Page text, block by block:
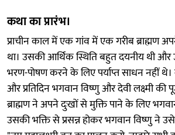
कथा का प्रारंभ।
प्राचीन काल में एक गांव में एक गरीब ब्राह्मण
था। उसकी आर्थिक स्थिति बहुत दयनीय थी और
भरण-पोषण करने के लिए पर्याप्त साधन नहीं थे।
और प्रतिदिन भगवान विष्णु और देवी लक्ष्मी की
ब्राह्मण ने अपने दुःखों से मुक्ति पाने के लिए
उसकी भक्ति से प्रसन्न होकर भगवान विष्णु ने